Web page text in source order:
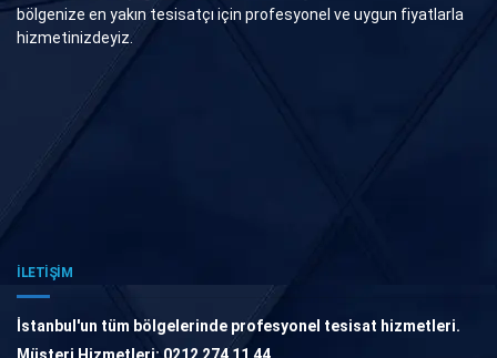
bölgenize en yakın tesisatçı için profesyonel ve uygun fiyatlarla
hizmetinizdeyiz.
İLETİŞİM
İstanbul'un tüm bölgelerinde profesyonel tesisat hizmetleri.